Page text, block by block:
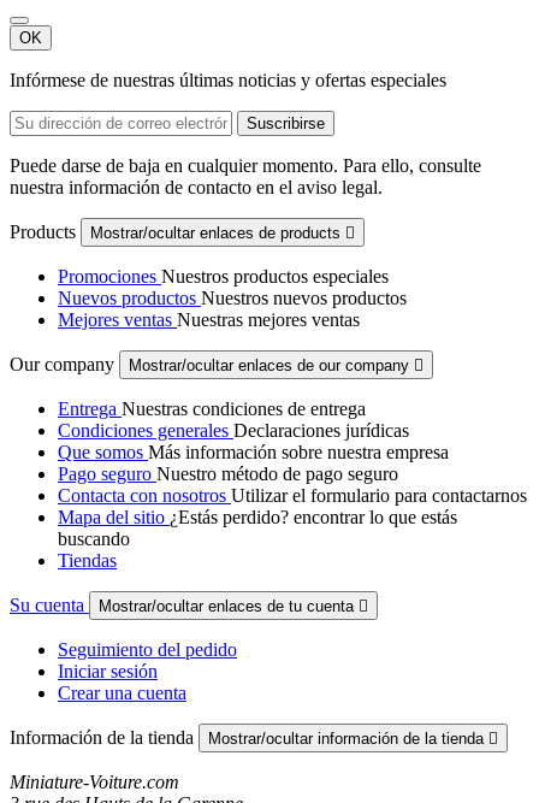
OK
Infórmese de nuestras últimas noticias y ofertas especiales
Puede darse de baja en cualquier momento. Para ello, consulte
nuestra información de contacto en el aviso legal.
Products Mostrar/ocultar enlaces de products 
Promociones Nuestros productos especiales
Nuevos productos Nuestros nuevos productos
Mejores ventas Nuestras mejores ventas
Our company Mostrar/ocultar enlaces de our company 
Entrega Nuestras condiciones de entrega
Condiciones generales Declaraciones jurídicas
Que somos Más información sobre nuestra empresa
Pago seguro Nuestro método de pago seguro
Contacta con nosotros Utilizar el formulario para contactarnos
Mapa del sitio ¿Estás perdido? encontrar lo que estás
buscando
Tiendas
Su cuenta Mostrar/ocultar enlaces de tu cuenta 
Seguimiento del pedido
Iniciar sesión
Crear una cuenta
Información de la tienda Mostrar/ocultar información de la tienda 
Miniature-Voiture.com